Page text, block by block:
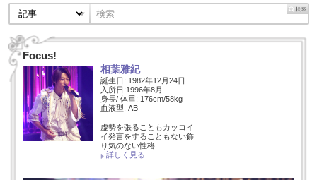
Focus!
相葉雅紀
誕生日: 1982年12月24日
入所日:1996年8月
身長/ 体重: 176cm/58kg
血液型: AB
虚勢を張ることもカッコイ
イ発言をすることもない飾
り気のない性格…
詳しく見る